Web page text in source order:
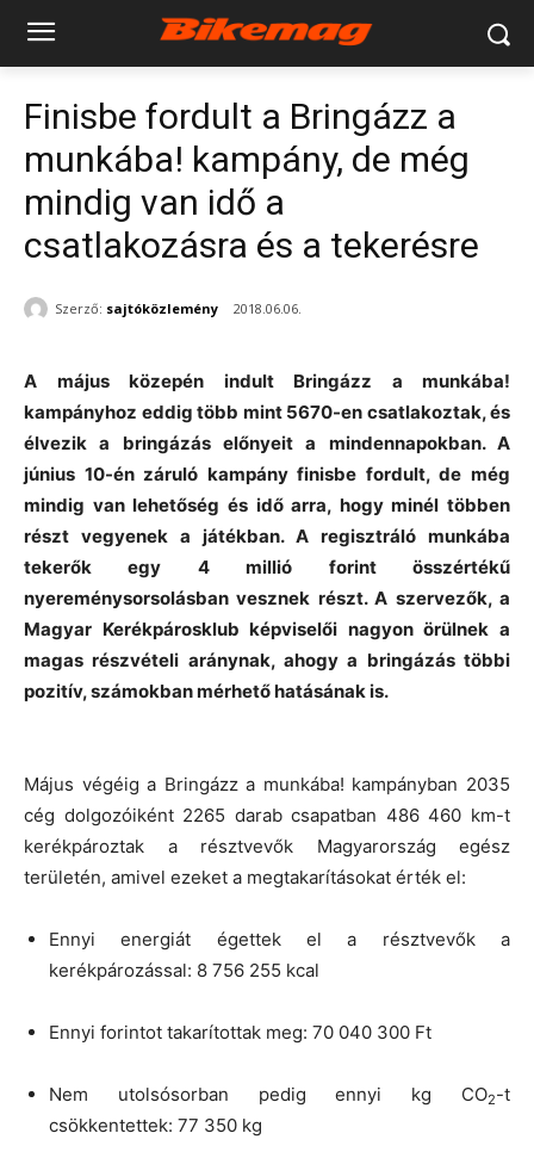
Finisbe fordult a Bringázz a
munkába! kampány, de még
mindig van idő a
csatlakozásra és a tekerésre
Szerző: sajtóközlemény 2018.06.06.
A május közepén indult Bringázz a munkába!
kampányhoz eddig több mint 5670-en csatlakoztak, és
élvezik a bringázás előnyeit a mindennapokban. A
június 10-én záruló kampány finisbe fordult, de még
mindig van lehetőség és idő arra, hogy minél többen
részt vegyenek a játékban. A regisztráló munkába
tekerők egy 4 millió forint összértékű
nyereménysorsolásban vesznek részt. A szervezők, a
Magyar Kerékpárosklub képviselői nagyon örülnek a
magas részvételi aránynak, ahogy a bringázás többi
pozitív, számokban mérhető hatásának is.
Május végéig a Bringázz a munkába! kampányban 2035
cég dolgozóiként 2265 darab csapatban 486 460 km-t
kerékpároztak a résztvevők Magyarország egész
területén, amivel ezeket a megtakarításokat érték el:
Ennyi energiát égettek el a résztvevők a
kerékpározással: 8 756 255 kcal
Ennyi forintot takarítottak meg: 70 040 300 Ft
Nem utolsósorban pedig ennyi kg CO2-t
csökkentettek: 77 350 kg